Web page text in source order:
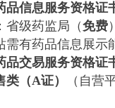
品信息服务资格证
省级药监局（免费
需有药品信息展示
品交易服务资格证
类（A证） （自营